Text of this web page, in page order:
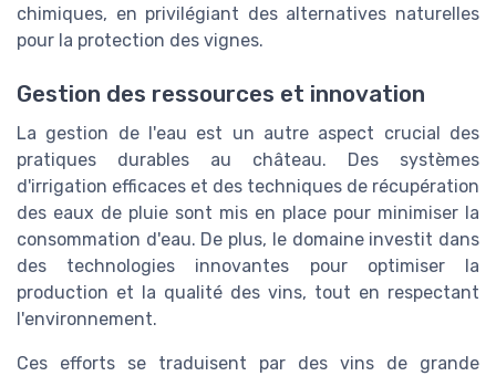
chimiques, en privilégiant des alternatives naturelles
pour la protection des vignes.
Gestion des ressources et innovation
La gestion de l'eau est un autre aspect crucial des
pratiques durables au château. Des systèmes
d'irrigation efficaces et des techniques de récupération
des eaux de pluie sont mis en place pour minimiser la
consommation d'eau. De plus, le domaine investit dans
des technologies innovantes pour optimiser la
production et la qualité des vins, tout en respectant
l'environnement.
Ces efforts se traduisent par des vins de grande